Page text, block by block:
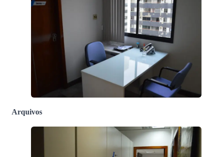
Arquivos